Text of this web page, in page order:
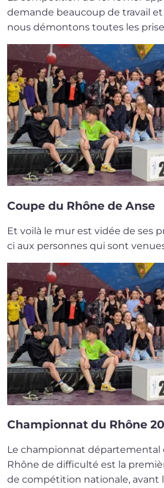
demande beau­coup de tra­vail
nous démon­tons toutes les
Coupe du Rhône de Anse
Et voi­là le mur est vidée de ses
ci aux per­sonnes qui sont
Championnat du Rhône
Le cham­pion­nat dépar­te­men­tal
Rhône de dif­fi­cul­té est la
de com­pé­ti­tion natio­nale, avant